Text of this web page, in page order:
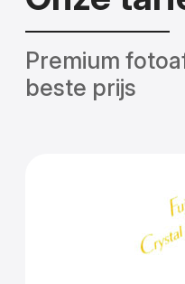
Premium
beste prijs